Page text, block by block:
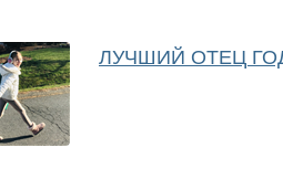
ЛУЧШИЙ ОТЕЦ